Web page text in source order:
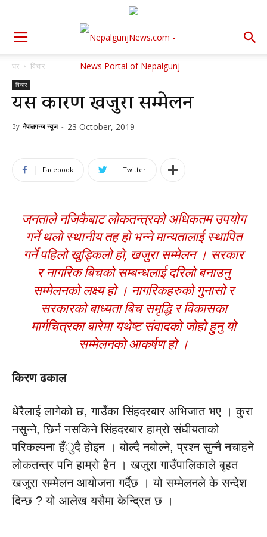
घर विचार
विचार
यस कारण खजुरा सम्मेलन
By नेपालगन्ज न्यूज - 23 October, 2019
Facebook Twitter
जनताले नजिकैबाट लोकतन्त्रको अधिकतम उपयोग
गर्ने थलो स्थानीय तह हो भन्ने मान्यतालाई स्थापित
गर्ने पहिलो खुड्किलो हो, खजुरा सम्मेलन । सरकार
र नागरिक बिचको सम्बन्धलाई दरिलो बनाउनु
सम्मेलनको लक्ष्य हो । नागरिकहरुको गुनासो र
सरकारको बाध्यता बिच समृद्धि र विकासका
मार्गचित्रका बारेमा यथेष्ट संवादको जोहो हुुनु यो
सम्मेलनको आकर्षण हो ।
किरण ढकाल
धेरैलाई लागेको छ, गाउँका सिंहदरबार अभिजात भए । कुरा
नसुन्ने, छिर्न नसकिने सिंहदरबार हाम्रो संघीयताको
परिकल्पना हँुदै होइन । बोल्दै नबोल्ने, प्रश्न सुन्नै नचाहने
लोकतन्त्र पनि हाम्रो हैन । खजुरा गाउँपालिकाले बृहत
खजुरा सम्मेलन आयोजना गर्दैछ । यो सम्मेलनले के सन्देश
दिन्छ ? यो आलेख यसैमा केन्द्रित छ ।